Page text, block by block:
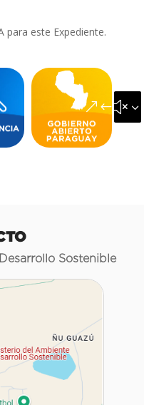
para este Expediente.
Sostenible